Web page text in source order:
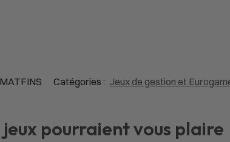
MATFINS Catégories : Jeux de gestion et
jeux pourraient vous plaire